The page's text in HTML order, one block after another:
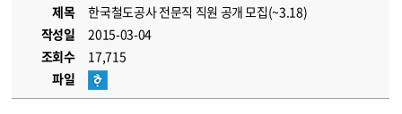
제목
한국철도공사 전문직 직원 공개 모집(~3.18)
작성일
2015-03-04
조회수
17,715
파일